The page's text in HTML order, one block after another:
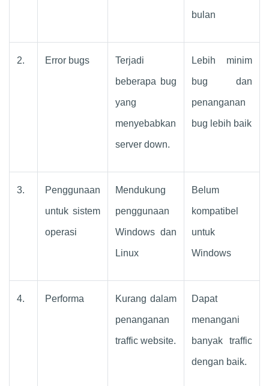
bulan
2. Error bugs Terjadi
beberapa bug
yang
menyebabkan
server down.
Lebih minim
bug dan
penanganan
bug lebih baik
3. Penggunaan
untuk sistem
operasi
Mendukung
penggunaan
Windows dan
Linux
Belum
kompatibel
untuk
Windows
4. Performa Kurang dalam
penanganan
traffic website.
Dapat
menangani
banyak traffic
dengan baik.